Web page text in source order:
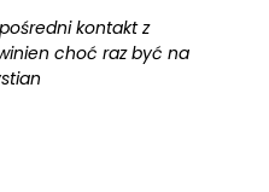
kontakt z
choć raz być na